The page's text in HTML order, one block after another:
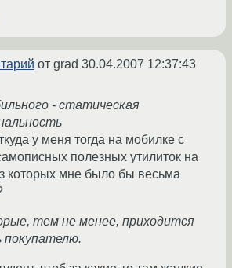
от grad 30.04.2007 12:37:43
- статическая
у меня тогда на мобилке с
полезных утилиток на
которых мне было бы весьма
тем не менее, приходится